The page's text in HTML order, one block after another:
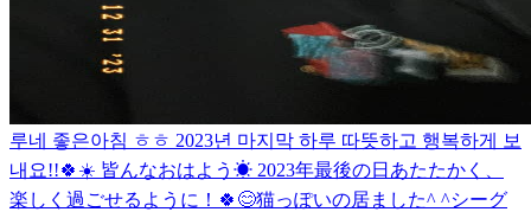
루네 좋은아침 ㅎㅎ 2023년 마지막 하루 따뜻하고 행복하게 보
내요!!🍀☀️ 皆んなおはよう☀ 2023年最後の日あたたかく、
楽しく過ごせるように！🍀😊猫っぽいの居ました^ ^シーグ